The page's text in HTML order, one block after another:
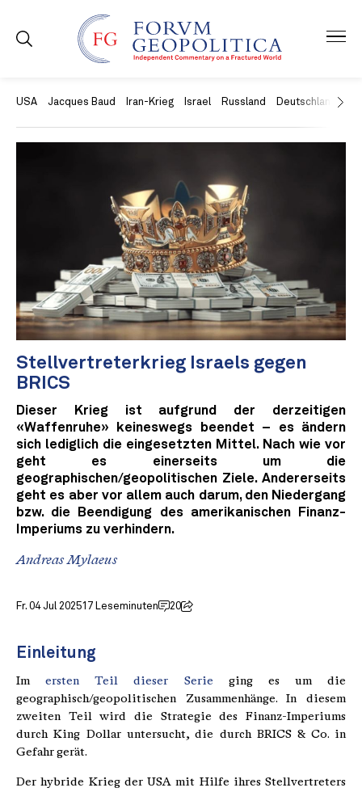
USA Jacques Baud Iran-Krieg Israel Russland Deutschland
Stellvertreterkrieg Israels gegen
BRICS
Dieser Krieg ist aufgrund der derzeitigen
«Waffenruhe» keineswegs beendet – es ändern
sich lediglich die eingesetzten Mittel. Nach wie vor
geht es einerseits um die
geographischen/geopolitischen Ziele. Andererseits
geht es aber vor allem auch darum, den Niedergang
bzw. die Beendigung des amerikanischen Finanz-
Imperiums zu verhindern.
Andreas Mylaeus
Fr. 04 Jul 202517 Leseminuten 20
Einleitung
Imersten Teil dieser Serie ging es um die
geographisch/geopolitischen Zusammenhänge. In diesem
zweiten Teil wird die Strategie des Finanz-Imperiums
durch King Dollar untersucht, die durch BRICS & Co. in
Gefahr gerät.
Der hybride Krieg der USA mit Hilfe ihres Stellvertreters